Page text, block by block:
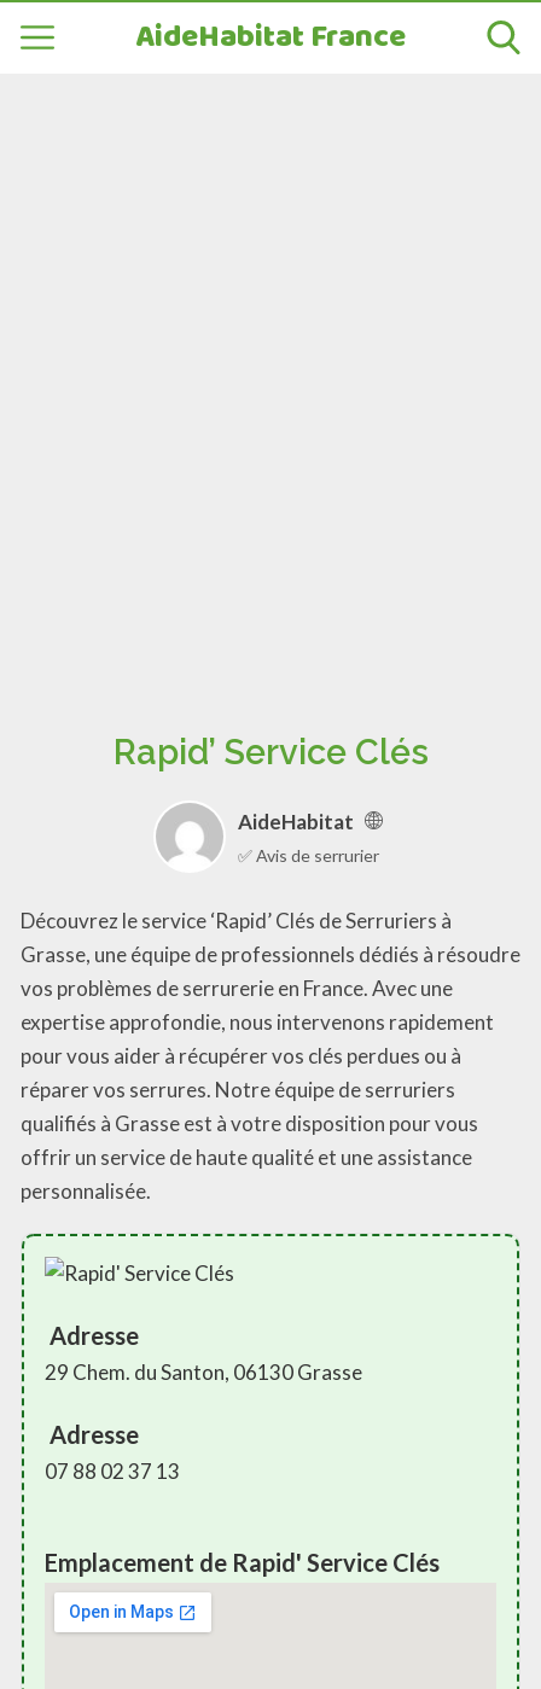
AideHabitat France
Rapid’ Service Clés
AideHabitat
✅ Avis de serrurier
Découvrez le service ‘Rapid’ Clés de Serruriers à
Grasse, une équipe de professionnels dédiés à résoudre
vos problèmes de serrurerie en France. Avec une
expertise approfondie, nous intervenons rapidement
pour vous aider à récupérer vos clés perdues ou à
réparer vos serrures. Notre équipe de serruriers
qualifiés à Grasse est à votre disposition pour vous
offrir un service de haute qualité et une assistance
personnalisée.
Adresse
29 Chem. du Santon, 06130 Grasse
Adresse
07 88 02 37 13
Emplacement de Rapid' Service Clés